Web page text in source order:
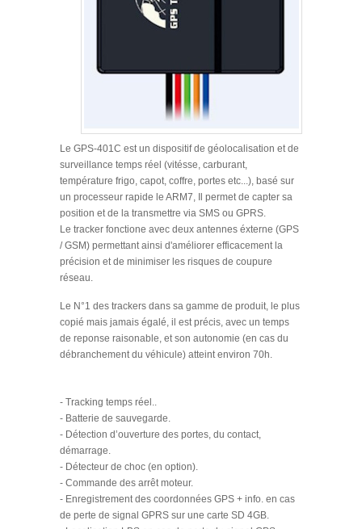
Le GPS-401C est un dispositif de géolocalisation et de
surveillance temps réel (vitésse, carburant,
température frigo, capot, coffre, portes etc...), basé sur
un processeur rapide le ARM7, Il permet de capter sa
position et de la transmettre via SMS ou GPRS.
Le tracker fonctione avec deux antennes éxterne (GPS
/ GSM) permettant ainsi d'améliorer efficacement la
précision et de minimiser les risques de coupure
réseau.
Le N°1 des trackers dans sa gamme de produit, le plus
copié mais jamais égalé, il est précis, avec un temps
de reponse raisonable, et son autonomie (en cas du
débranchement du véhicule) atteint environ 70h.
- Tracking temps réel..
- Batterie de sauvegarde.
- Détection d’ouverture des portes, du contact,
démarrage.
- Détecteur de choc (en option).
- Commande des arrêt moteur.
- Enregistrement des coordonnées GPS + info. en cas
de perte de signal GPRS sur une carte SD 4GB.